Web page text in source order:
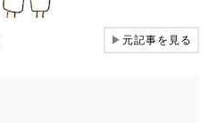
▶元記事を見る